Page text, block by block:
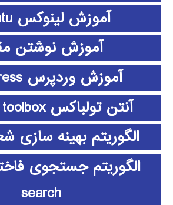
آموزش لینوکس ubuntu
آموزش نوشتن
آموزش وردپرس wordpress
آنتن تولباکس antenna toolbox
الگوریتم بهینه سازی
search